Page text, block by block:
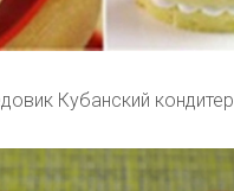
Кубанский кондитер